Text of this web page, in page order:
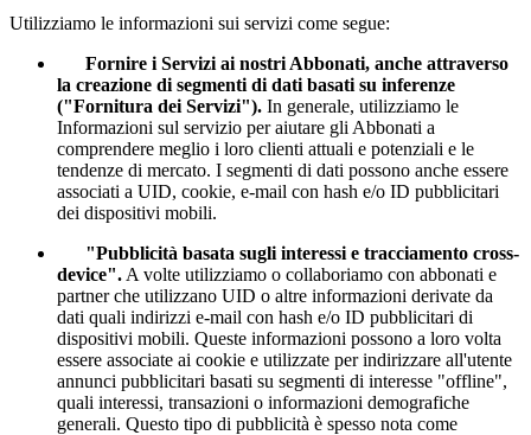
Utilizziamo le informazioni sui servizi come segue:
Fornire i Servizi ai nostri Abbonati, anche attraverso
la creazione di segmenti di dati basati su inferenze
("Fornitura dei Servizi"). In generale, utilizziamo le
Informazioni sul servizio per aiutare gli Abbonati a
comprendere meglio i loro clienti attuali e potenziali e le
tendenze di mercato. I segmenti di dati possono anche essere
associati a UID, cookie, e-mail con hash e/o ID pubblicitari
dei dispositivi mobili.
"Pubblicità basata sugli interessi e tracciamento cross-
device". A volte utilizziamo o collaboriamo con abbonati e
partner che utilizzano UID o altre informazioni derivate da
dati quali indirizzi e-mail con hash e/o ID pubblicitari di
dispositivi mobili. Queste informazioni possono a loro volta
essere associate ai cookie e utilizzate per indirizzare all'utente
annunci pubblicitari basati su segmenti di interesse "offline",
quali interessi, transazioni o informazioni demografiche
generali. Questo tipo di pubblicità è spesso nota come